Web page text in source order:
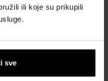
ili koje su prikupili
sve